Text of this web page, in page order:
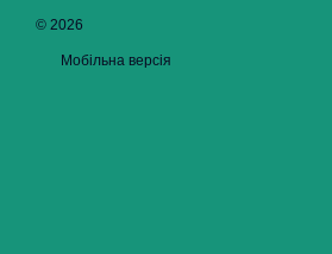
© 2026
Мобільна версія